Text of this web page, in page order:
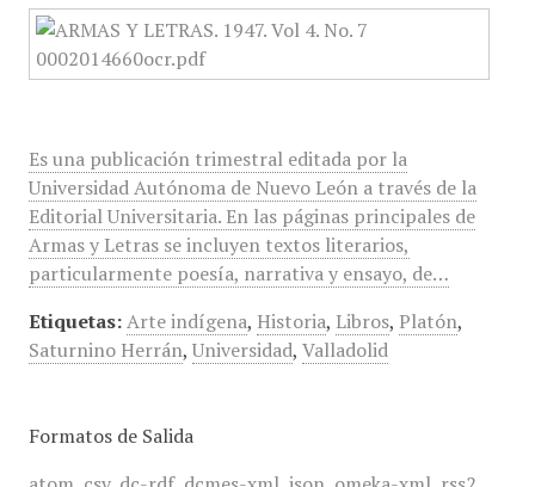
Es una publicación trimestral editada por la
Universidad Autónoma de Nuevo León a través de la
Editorial Universitaria. En las páginas principales de
Armas y Letras se incluyen textos literarios,
particularmente poesía, narrativa y ensayo, de…
Etiquetas: Arte indígena, Historia, Libros, Platón,
Saturnino Herrán, Universidad, Valladolid
Formatos de Salida